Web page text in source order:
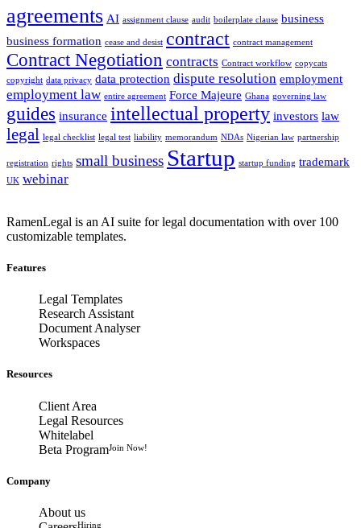
agreements AI assignment clause audit boilerplate clause business
business formation cease and desist contract contract management
Contract Negotiation contracts Contract workflow copycats
copyright data privacy data protection dispute resolution employment
employment law entire agreement Force Majeure Ghana governing law
guides insurance intellectual property investors law
legal legal checklist legal test liability memorandum NDAs Nigerian law partnership
registration rights small business Startup startup funding trademark
UK webinar
RamenLegal is an AI suite for legal documentation with over 100
customizable templates.
Features
Legal Templates
Research Assistant
Document Analyser
Workspaces
Resources
Client Area
Legal Resources
Whitelabel
Beta ProgramJoin Now!
Company
About us
Hiring